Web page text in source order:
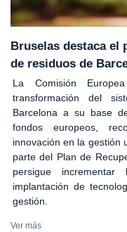
Bruselas destaca el
de residuos de
La Comisión
transformación del
Barcelona a su base
fondos europeos,
innovación en la gestión
parte del Plan de
persigue
implantación de
gestión.
Ver más